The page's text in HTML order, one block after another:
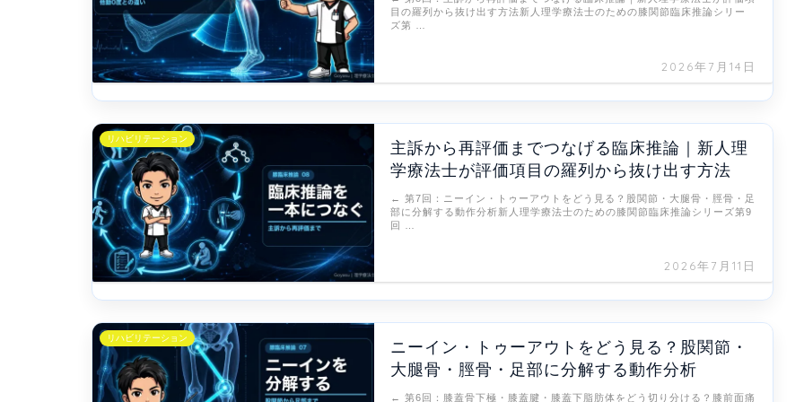
2026年7月14日
目の羅列から抜け出す方法新人理学療法士のための膝関節臨床推論シリー
ズ第 …
リハビリテーション
主訴から再評価までつなげる臨床推論｜新人理
学療法士が評価項目の羅列から抜け出す方法
2026年7月11日
← 第7回：ニーイン・トゥーアウトをどう見る？股関節・大腿骨・脛骨・足
部に分解する動作分析新人理学療法士のための膝関節臨床推論シリーズ第9
回 …
リハビリテーション
ニーイン・トゥーアウトをどう見る？股関節・
大腿骨・脛骨・足部に分解する動作分析
← 第6回：膝蓋骨下極・膝蓋腱・膝蓋下脂肪体をどう切り分ける？膝前面痛